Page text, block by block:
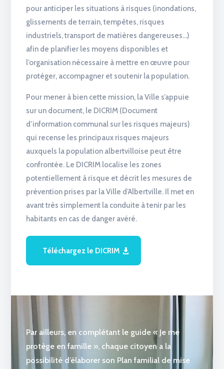
pour anticiper les situations à risques (inondations,
glissements de terrain, tempêtes, risques
industriels, transport de matières dangereuses…)
afin de planifier les moyens disponibles et
l’organisation nécessaire à mettre en œuvre pour
protéger, accompagner et soutenir la population.
Pour mener à bien cette mission, la Ville s’appuie
sur un document, le DICRIM (Document
d’information communal sur les risques majeurs)
qui recense les principaux risques majeurs
auxquels la population albertvilloise peut être
confrontée. Le DICRIM localise les zones
potentiellement à risque et décrit les mesures de
prévention prises par la Ville d’Albertville. Il met en
avant très simplement la conduite à tenir par les
habitants en cas de danger avéré.
Téléchargez le DICRIM
Par ailleurs, en complétant le guide « Je me
protège en famille », chaque citoyen a la
possibilité d’élaborer son Plan familial de mise